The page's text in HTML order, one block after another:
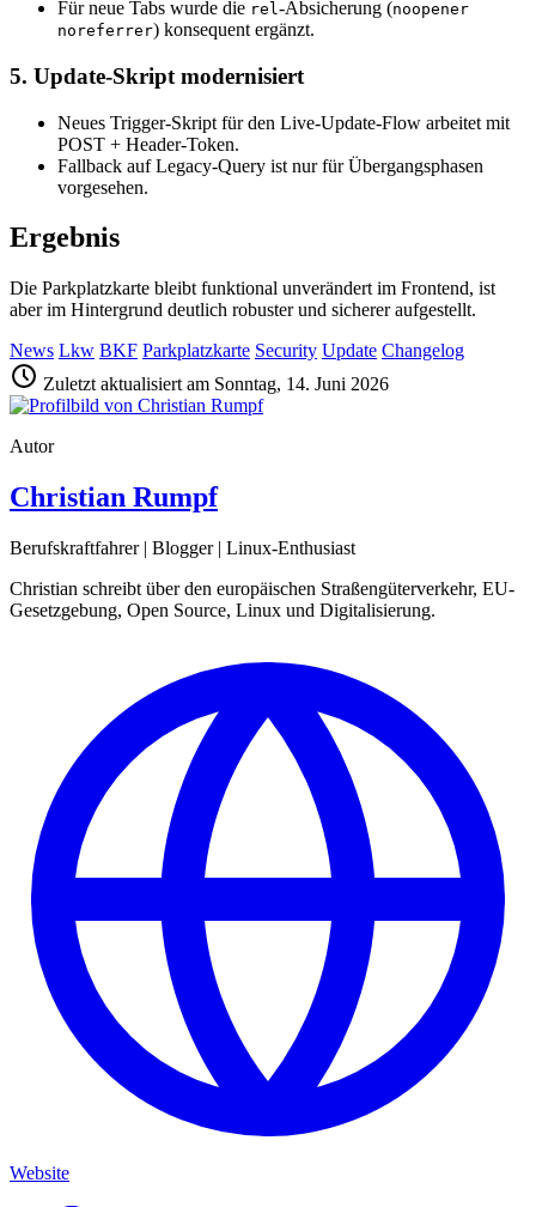
Für neue Tabs wurde die rel-Absicherung (noopener
noreferrer) konsequent ergänzt.
5. Update-Skript modernisiert
Neues Trigger-Skript für den Live-Update-Flow arbeitet mit
POST + Header-Token.
Fallback auf Legacy-Query ist nur für Übergangsphasen
vorgesehen.
Ergebnis
Die Parkplatzkarte bleibt funktional unverändert im Frontend, ist
aber im Hintergrund deutlich robuster und sicherer aufgestellt.
News Lkw BKF Parkplatzkarte Security Update Changelog
Zuletzt aktualisiert am Sonntag, 14. Juni 2026
Autor
Christian Rumpf
Berufskraftfahrer | Blogger | Linux-Enthusiast
Christian schreibt über den europäischen Straßengüterverkehr, EU-
Gesetzgebung, Open Source, Linux und Digitalisierung.
Website